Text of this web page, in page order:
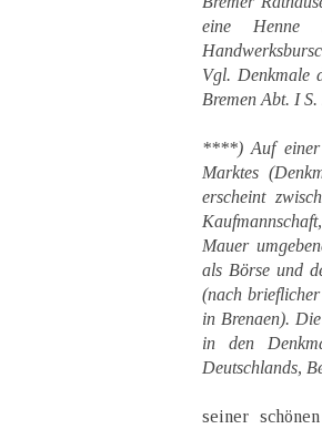
eine
Vgl. Denkmale
Bremen Abt. I
****) Auf einer
Marktes
erscheint
Mauer
als Börse und
(nach
in Brenaen).
in den
Deutschlands,
seiner